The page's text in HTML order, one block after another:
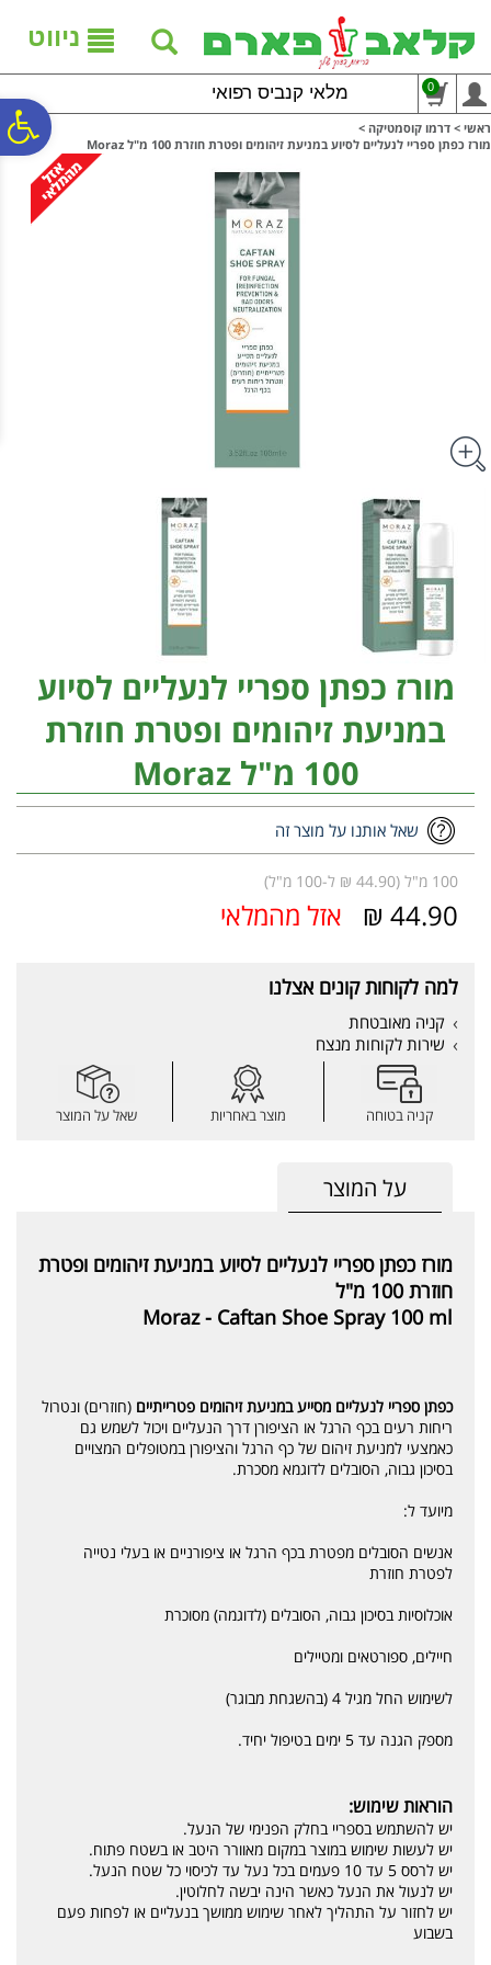
נגישות
אתר
המרכזי
ניווט
מלאי קנביס רפואי 0
ראשי > דרמו קוסמטיקה >
מורז כפתן ספריי לנעליים לסיוע במניעת זיהומים ופטרת חוזרת 100 מ"ל Moraz
מורז כפתן ספריי לנעליים לסיוע
במניעת זיהומים ופטרת חוזרת
100 מ"ל Moraz
שאל אותנו על מוצר זה
100 מ"ל (44.90 ₪ ל-100 מ"ל)
44.90 ₪ אזל מהמלאי
למה לקוחות קונים אצלנו
קניה מאובטחת
שירות לקוחות מנצח
קניה בטוחה מוצר באחריות שאל על המוצר
על המוצר
מורז כפתן ספריי לנעליים לסיוע במניעת זיהומים ופטרת
חוזרת 100 מ"ל
Moraz - Caftan Shoe Spray 100 ml
כפתן ספריי לנעליים מסייע במניעת זיהומים פטרייתיים (חוזרים) ונטרול
ריחות רעים בכף הרגל או הציפורן דרך הנעליים ויכול לשמש גם
כאמצעי למניעת זיהום של כף הרגל והציפורן במטופלים המצויים
בסיכון גבוה, הסובלים לדוגמא מסכרת.
מיועד ל:
אנשים הסובלים מפטרת בכף הרגל או ציפורניים או בעלי נטייה
לפטרת חוזרת
אוכלוסיות בסיכון גבוה, הסובלים (לדוגמה) מסוכרת
חיילים, ספורטאים ומטיילים
לשימוש החל מגיל 4 (בהשגחת מבוגר)
מספק הגנה עד 5 ימים בטיפול יחיד.
הוראות שימוש:
יש להשתמש בספריי בחלק הפנימי של הנעל.
יש לעשות שימוש במוצר במקום מאוורר היטב או בשטח פתוח.
יש לרסס 5 עד 10 פעמים בכל נעל עד לכיסוי כל שטח הנעל.
יש לנעול את הנעל כאשר הינה יבשה לחלוטין.
יש לחזור על התהליך לאחר שימוש ממושך בנעליים או לפחות פעם
בשבוע